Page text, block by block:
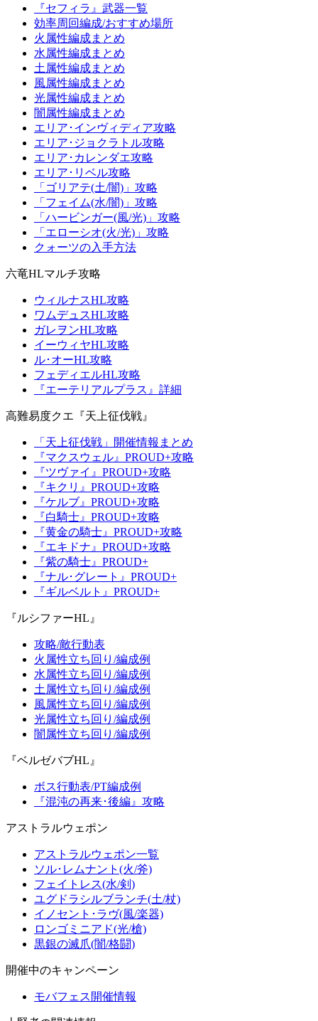
『セフィラ』武器一覧
効率周回編成/おすすめ場所
火属性編成まとめ
水属性編成まとめ
土属性編成まとめ
風属性編成まとめ
光属性編成まとめ
闇属性編成まとめ
エリア･インヴィディア攻略
エリア･ジョクラトル攻略
エリア･カレンダエ攻略
エリア･リベル攻略
「ゴリアテ(土/闇)」攻略
「フェイム(水/闇)」攻略
「ハービンガー(風/光)」攻略
「エローシオ(火/光)」攻略
クォーツの入手方法
六竜HLマルチ攻略
ウィルナスHL攻略
ワムデュスHL攻略
ガレヲンHL攻略
イーウィヤHL攻略
ル･オーHL攻略
フェディエルHL攻略
『エーテリアルプラス』詳細
高難易度クエ『天上征伐戦』
「天上征伐戦」開催情報まとめ
『マクスウェル』PROUD+攻略
『ツヴァイ』PROUD+攻略
『キクリ』PROUD+攻略
『ケルブ』PROUD+攻略
『白騎士』PROUD+攻略
『黄金の騎士』PROUD+攻略
『エキドナ』PROUD+攻略
『紫の騎士』PROUD+
『ナル･グレート』PROUD+
『ギルベルト』PROUD+
『ルシファーHL』
攻略/敵行動表
火属性立ち回り/編成例
水属性立ち回り/編成例
土属性立ち回り/編成例
風属性立ち回り/編成例
光属性立ち回り/編成例
闇属性立ち回り/編成例
『ベルゼバブHL』
ボス行動表/PT編成例
『混沌の再来･後編』攻略
アストラルウェポン
アストラルウェポン一覧
ソル･レムナント(火/斧)
フェイトレス(水/剣)
ユグドラシルブランチ(土/杖)
イノセント･ラヴ(風/楽器)
ロンゴミニアド(光/槍)
黒銀の滅爪(闇/格闘)
開催中のキャンペーン
モバフェス開催情報